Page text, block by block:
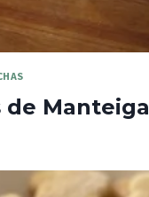
de Manteiga